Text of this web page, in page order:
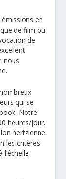
en
de film ou
de
nous
qui se
Notre
heures/jour.
hertzienne
les critères